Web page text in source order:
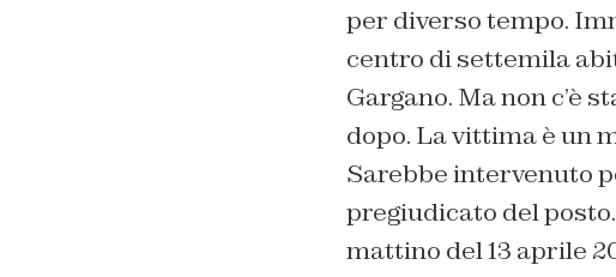
per diverso tempo.
centro di settemila
Gargano. Ma non c’è
dopo. La vittima è un
Sarebbe intervenuto
pregiudicato del
mattino del 13 aprile